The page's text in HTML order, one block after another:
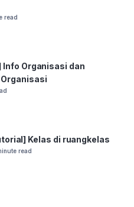
read
Organisasi dan
Kelas di ruangkelas
read